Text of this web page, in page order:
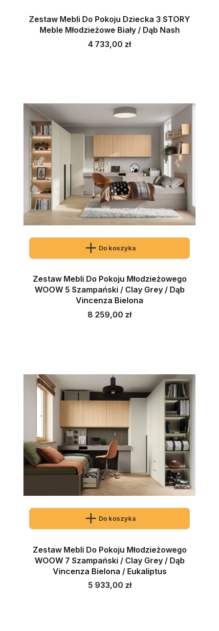
Zestaw Mebli Do Pokoju Dziecka 3 STORY
Meble Młodzieżowe Biały / Dąb Nash
Cena
4 733,00 zł
Do koszyka
Zestaw Mebli Do Pokoju Młodzieżowego
WOOW 5 Szampański / Clay Grey / Dąb
Vincenza Bielona
Cena
8 259,00 zł
Do koszyka
Zestaw Mebli Do Pokoju Młodzieżowego
WOOW 7 Szampański / Clay Grey / Dąb
Vincenza Bielona / Eukaliptus
Cena
5 933,00 zł